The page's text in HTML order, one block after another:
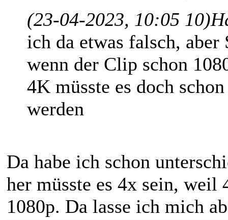
(23-04-2023, 10:05 10)
ich da etwas falsch,
wenn der Clip schon
4K müsste es doch
werden
Da habe ich schon
her müsste es 4x sein,
1080p. Da lasse ich mich